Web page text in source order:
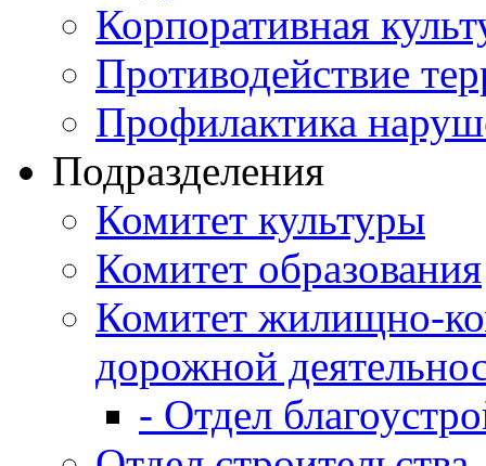
Корпоративная
Противодействие
Профилактика
Подразделения
Комитет культуры
Комитет образования
Комитет жилищно-
дорожной
- Отдел